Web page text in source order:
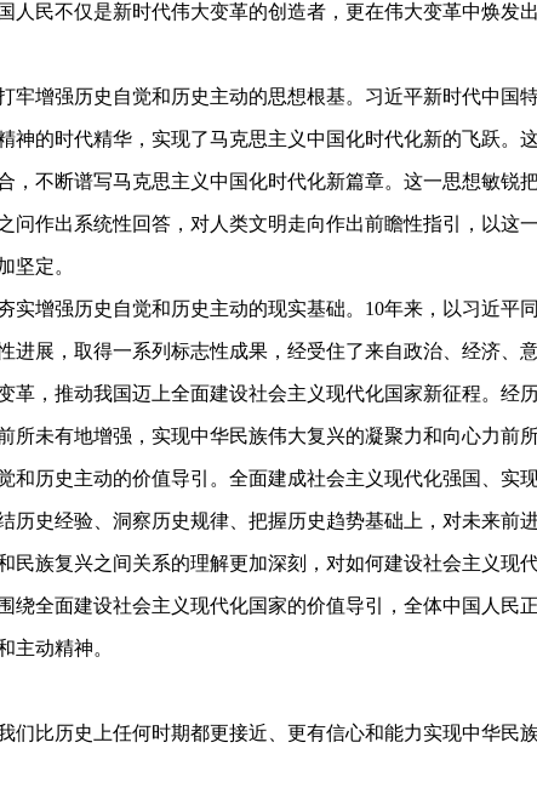
民不仅是新时代伟大变革的创造者，更在伟大变革中焕发
增强历史自觉和历史主动的思想根基。习近平新时代中国
的时代精华，实现了马克思主义中国化时代化新的飞跃。
不断谱写马克思主义中国化时代化新篇章。这一思想敏锐
作出系统性回答，对人类文明走向作出前瞻性指引，以这
坚定。
增强历史自觉和历史主动的现实基础。10年来，以习近平
展，取得一系列标志性成果，经受住了来自政治、经济、
，推动我国迈上全面建设社会主义现代化国家新征程。经
未有地增强，实现中华民族伟大复兴的凝聚力和向心力前所
历史主动的价值导引。全面建成社会主义现代化强国、实
史经验、洞察历史规律、把握历史趋势基础上，对未来前
族复兴之间关系的理解更加深刻，对如何建设社会主义现
全面建设社会主义现代化国家的价值导引，全体中国人民
主动精神。
比历史上任何时期都更接近、更有信心和能力实现中华民